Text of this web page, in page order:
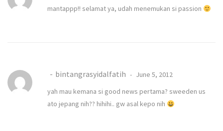
mantappp!! selamat ya, udah menemukan si passion
bintangrasyidalfatih
June 5, 2012
yah mau kemana si good news pertama? sweeden us
ato jepang nih?? hihihi.. gw asal kepo nih